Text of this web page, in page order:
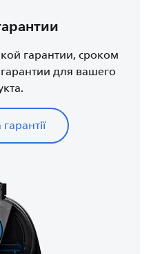
гарантии, сроком
для вашего